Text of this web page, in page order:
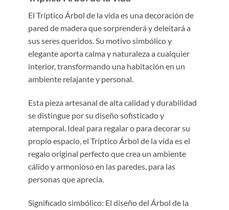
El Tríptico Árbol de la vida es una decoración de
pared de madera que sorprenderá y deleitará a
sus seres queridos. Su motivo simbólico y
elegante aporta calma y naturaleza a cualquier
interior, transformando una habitación en un
ambiente relajante y personal.
Esta pieza artesanal de alta calidad y durabilidad
se distingue por su diseño sofisticado y
atemporal. Ideal para regalar o para decorar su
propio espacio, el Tríptico Árbol de la vida es el
regalo original perfecto que crea un ambiente
cálido y armonioso en las paredes, para las
personas que aprecia.
Significado simbólico: El diseño del Árbol de la